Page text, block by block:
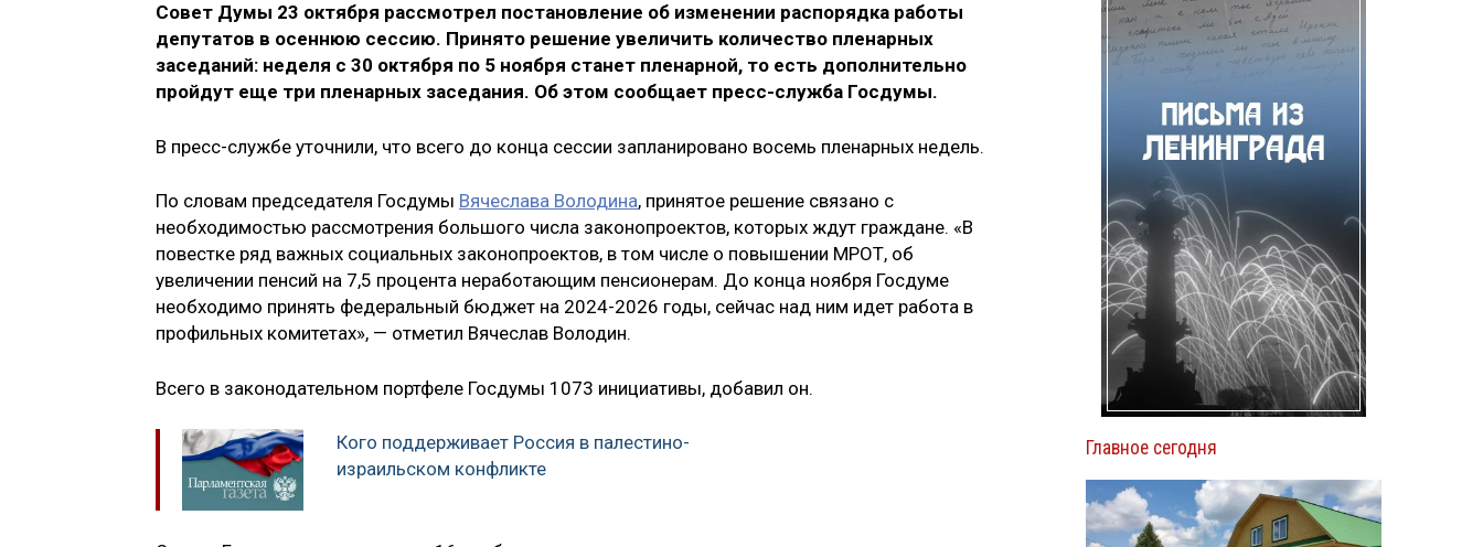
Совет Думы 23 октября рассмотрел постановление об изменении распорядка работы
депутатов в осеннюю сессию. Принято решение увеличить количество пленарных
заседаний: неделя с 30 октября по 5 ноября станет пленарной, то есть дополнительно
пройдут еще три пленарных заседания. Об этом сообщает пресс-служба Госдумы.
В пресс-службе уточнили, что всего до конца сессии запланировано восемь пленарных недель.
По словам председателя Госдумы Вячеслава Володина, принятое решение связано с
необходимостью рассмотрения большого числа законопроектов, которых ждут граждане. «В
повестке ряд важных социальных законопроектов, в том числе о повышении МРОТ, об
увеличении пенсий на 7,5 процента неработающим пенсионерам. До конца ноября Госдуме
необходимо принять федеральный бюджет на 2024-2026 годы, сейчас над ним идет работа в
профильных комитетах», — отметил Вячеслав Володин.
Всего в законодательном портфеле Госдумы 1073 инициативы, добавил он.
Кого поддерживает Россия в палестино-
израильском конфликте
Главное сегодня